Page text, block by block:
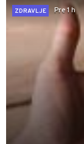
ZDRAVLJE
Pre 1 h